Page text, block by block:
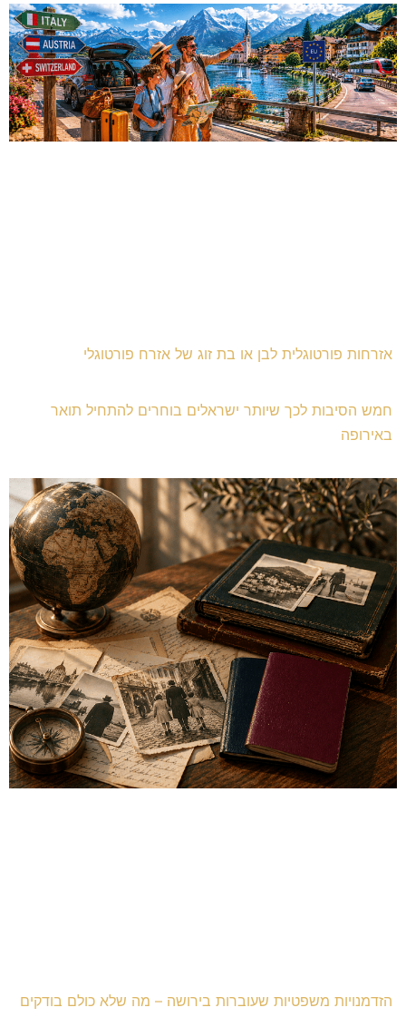
אזרחות פורטוגלית לבן או בת זוג של אזרח פורטוגלי
חמש הסיבות לכך שיותר ישראלים בוחרים להתחיל תואר
באירופה
הזדמנויות משפטיות שעוברות בירושה – מה שלא כולם בודקים